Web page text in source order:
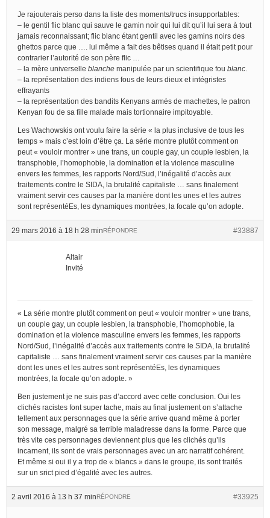
Je rajouterais perso dans la liste des moments/trucs insupportables:
– le gentil flic blanc qui sauve le gamin noir qui lui dit qu’il lui sera à tout
jamais reconnaissant; flic blanc étant gentil avec les gamins noirs des
ghettos parce que …. lui même a fait des bêtises quand il était petit pour
contrarier l’autorité de son père flic …
– la mère universelle blanche manipulée par un scientifique fou blanc
– la représentation des indiens fous de leurs dieux et intégristes
effrayants
– la représentation des bandits Kenyans armés de machettes, le patron
Kenyan fou de sa fille malade mais tortionnaire impitoyable.
Les Wachowskis ont voulu faire la série « la plus inclusive de tous les
temps » mais c’est loin d’être ça. La série montre plutôt comment on
peut « vouloir montrer » une trans, un couple gay, un couple lesbien, la
transphobie, l’homophobie, la domination et la violence masculine
envers les femmes, les rapports Nord/Sud, l’inégalité d’accès aux
traitements contre le SIDA, la brutalité capitaliste … sans finalement
vraiment servir ces causes par la manière dont les unes et les autres
sont représentéEs, les dynamiques montrées, la focale qu’on adopte.
29 mars 2016 à 18 h 28 min #33887
RÉPONDRE
Altair
Invité
« La série montre plutôt comment on peut « vouloir montrer » une trans,
un couple gay, un couple lesbien, la transphobie, l’homophobie, la
domination et la violence masculine envers les femmes, les rapports
Nord/Sud, l’inégalité d’accès aux traitements contre le SIDA, la brutalité
capitaliste … sans finalement vraiment servir ces causes par la manière
dont les unes et les autres sont représentéEs, les dynamiques
montrées, la focale qu’on adopte. »
Ben justement je ne suis pas d’accord avec cette conclusion. Oui les
clichés racistes font super tache, mais au final justement on s’attache
tellement aux personnages que la série arrive quand même à porter
son message, malgré sa terrible maladresse dans la forme. Parce que
très vite ces personnages deviennent plus que les clichés qu’ils
incarnent, ils sont de vrais personnages avec un arc narratif cohérent.
Et même si oui il y a trop de « blancs » dans le groupe, ils sont traités
sur un srict pied d’égalité avec les autres.
2 avril 2016 à 13 h 37 min #33925
RÉPONDRE